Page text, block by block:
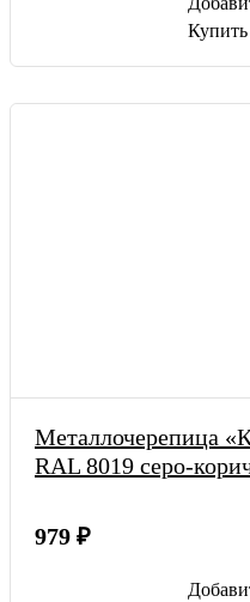
Металлочерепица
RAL 8019 серо-
979 ₽